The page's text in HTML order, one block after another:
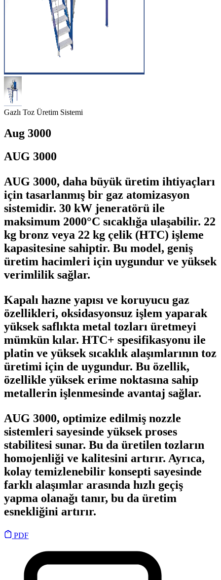
Gazlı Toz Üretim Sistemi
Aug 3000
AUG 3000
AUG 3000, daha büyük üretim ihtiyaçları
için tasarlanmış bir gaz atomizasyon
sistemidir. 30 kW jeneratörü ile
maksimum 2000°C sıcaklığa ulaşabilir. 22
kg bronz veya 22 kg çelik (HTC) işleme
kapasitesine sahiptir. Bu model, geniş
üretim hacimleri için uygundur ve yüksek
verimlilik sağlar. ​
Kapalı hazne yapısı ve koruyucu gaz
özellikleri, oksidasyonsuz işlem yaparak
yüksek saflıkta metal tozları üretmeyi
mümkün kılar. HTC+ spesifikasyonu ile
platin ve yüksek sıcaklık alaşımlarının toz
üretimi için de uygundur. Bu özellik,
özellikle yüksek erime noktasına sahip
metallerin işlenmesinde avantaj sağlar. ​
AUG 3000, optimize edilmiş nozzle
sistemleri sayesinde yüksek proses
stabilitesi sunar. Bu da üretilen tozların
homojenliği ve kalitesini artırır. Ayrıca,
kolay temizlenebilir konsepti sayesinde
farklı alaşımlar arasında hızlı geçiş
yapma olanağı tanır, bu da üretim
esnekliğini artırır.
PDF